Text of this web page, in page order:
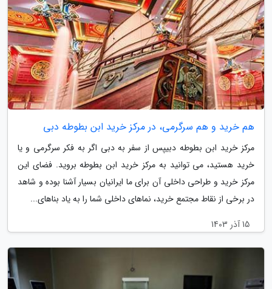
هم خرید و هم سرگرمی، در مرکز خرید ابن بطوطه دبی
مرکز خرید ابن بطوطه دبیپس از سفر به دبی اگر به فکر سرگرمی و یا
خرید هستید، می توانید به مرکز خرید ابن بطوطه بروید. فضای این
مرکز خرید و طراحی داخلی آن برای ما ایرانیان بسیار آشنا بوده و شاهد
در برخی از نقاط مجتمع خرید، نماهای داخلی شما را به یاد بناهای...
15 آذر 1403